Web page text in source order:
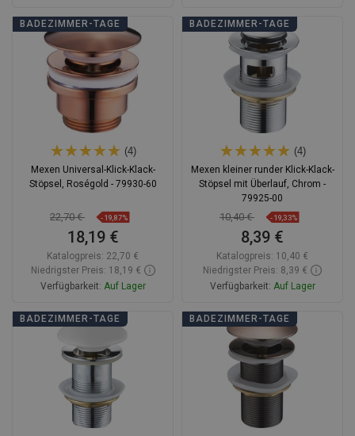
In den Warenkorb
favorite_border Favorit
Vergleichen
In den Warenkorb
favorite_border Favorit
Vergleichen
BADEZIMMER-TAGE
(4)
Mexen Universal-Klick-Klack-
Stöpsel, Roségold - 79930-60
22,70 € -19,87%
18,19 €
Katalogpreis: 22,70 €
Niedrigster Preis: 18,19 €
Verfügbarkeit: Auf Lager
In den Warenkorb
favorite_border
Vergleichen
BADEZIMMER-TAGE
(4)
Mexen kleiner runder Klick-Klack-
Stöpsel mit Überlauf, Chrom -
79925-00
10,40 € -19,33%
8,39 €
Katalogpreis: 10,40 €
Niedrigster Preis: 8,39 €
Verfügbarkeit: Auf Lager
In den Warenkorb
favorite_border Favorit
Vergleichen
BADEZIMMER-TAGE BADEZIMMER-TAGE